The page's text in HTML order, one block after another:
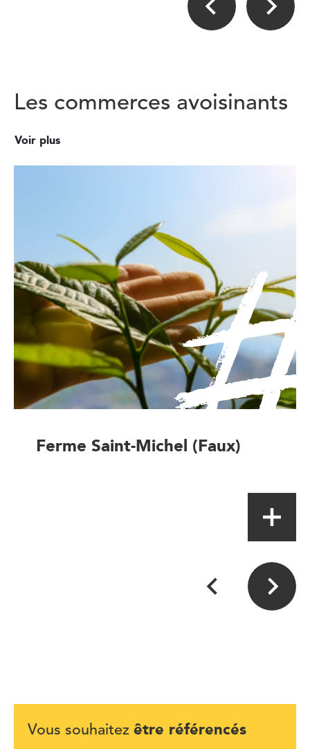
Les commerces avoisinants
Voir plus
Ferme Saint-Michel (Faux)
Vous souhaitez être référencés